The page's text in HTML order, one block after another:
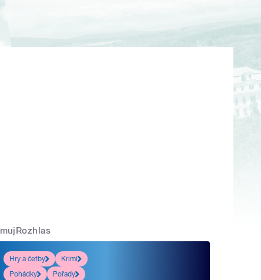
mujRozhlas
Hry a četby
Krimi
Pohádky
Pořady